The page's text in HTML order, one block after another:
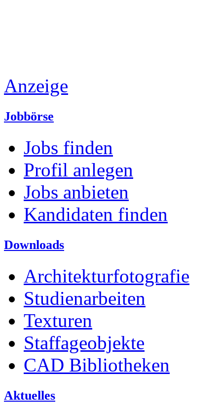
Anzeige
Jobbörse
Jobs finden
Profil anlegen
Jobs anbieten
Kandidaten finden
Downloads
Architekturfotografie
Studienarbeiten
Texturen
Staffageobjekte
CAD Bibliotheken
Aktuelles